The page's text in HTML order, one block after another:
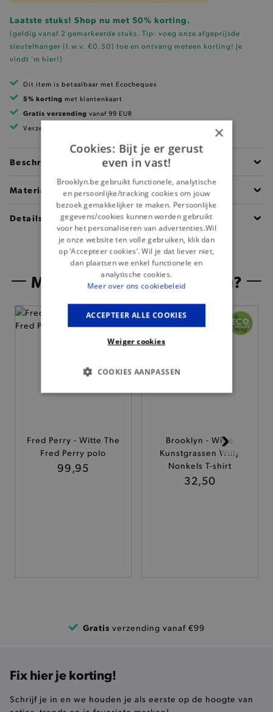
Laatste stuks! Shop nu met 50% korting.
(geldig vanaf 2 gemarkeerde stuks. Tip: voeg onze afgeprijsde
sleutelhanger (t.w.v. €0.50) toe en ontvang meteen korting! Je
vindt 'm hier!)
Dit item is betaalbaar met Ecocheques
5% korting met klantenkaart
Gratis verzending vanaf 99 EUR
Verzending binnen 1 à 2 werkdagen
Beschrijving
Materiaal
Details
Misschien is dit iets voor jou?
Fred Perry - Witte The
Fred Perry polo
99,95
Brooklyn - Witte
Kunstgrassen Willy
Nonkels T-shirt
32,50
Gratis verzending vanaf €99
Fix hier je korting!
Schrijf je in en we houden je als eerste op de hoogte van
×
Cookies: Bijt je er gerust
even in vast!
Brooklyn.be gebruikt functionele, analytische
en persoonlijke/tracking cookies om jouw
bezoek gemakkelijker te maken. Persoonlijke
gegevens/cookies kunnen worden gebruikt
voor het personaliseren van advertenties.Wil
je onze website ten volle gebruiken, klik dan
op ‘Accepteer cookies’. Wil je dat liever niet,
dan plaatsen we enkel functionele en
analytische cookies.
Meer over ons cookiebeleid
ACCEPTEER ALLE COOKIES
Weiger cookies
COOKIES AANPASSEN
BASIS COOKIES
TARGETING
De strikt noodzakelijke cookies verbeteren jouw
niet jouw identiteit.